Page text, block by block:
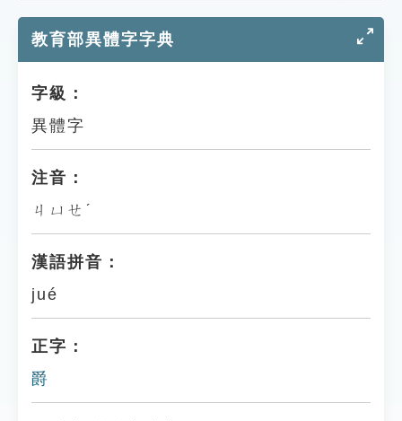
貓頭鷹博士
教育部異體字字典
字級：
異體字
注音：
ㄐㄩㄝˊ
漢語拼音：
jué
正字：
爵